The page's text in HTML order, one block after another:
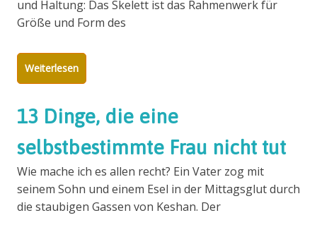
und Haltung: Das Skelett ist das Rahmenwerk für
Größe und Form des
Weiterlesen
13 Dinge, die eine
selbstbestimmte Frau nicht tut
Wie mache ich es allen recht? Ein Vater zog mit
seinem Sohn und einem Esel in der Mittagsglut durch
die staubigen Gassen von Keshan. Der